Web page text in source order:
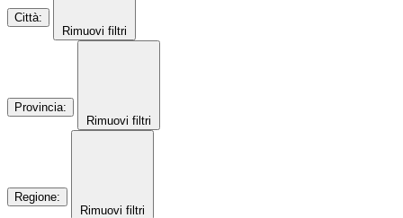
Città:
Rimuovi filtri
Provincia:
Rimuovi filtri
Regione:
Rimuovi filtri